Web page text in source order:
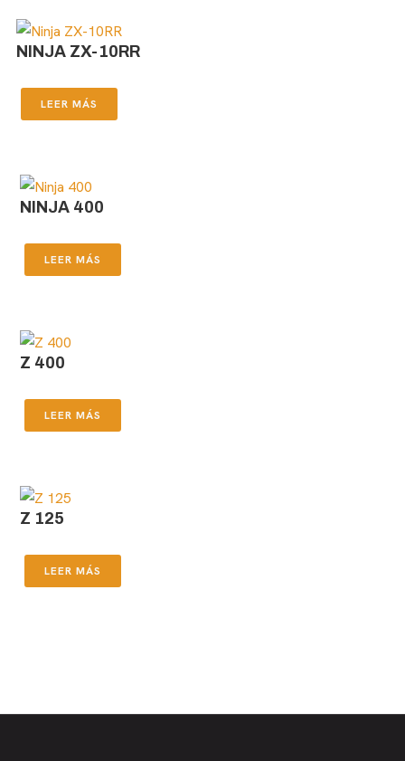
NINJA ZX-10RR
LEER MÁS
NINJA 400
LEER MÁS
Z 400
LEER MÁS
Z 125
LEER MÁS